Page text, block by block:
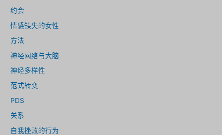
约会
情感缺失的女性
方法
神经网络与大脑
神经多样性
范式转变
PDS
关系
自我挫败的行为